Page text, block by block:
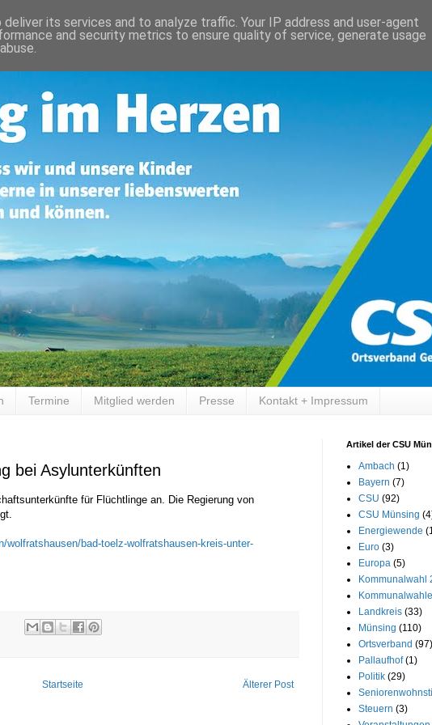
Termine Mitglied werden Presse Kontakt + Impressum
bei Asylunterkünften
für Flüchtlinge an. Die Regierung von
wolfratshausen/bad-toelz-wolfratshausen-kreis-unter-
Älterer Post
Startseite
Artikel der CSU
Ambach (1)
Bayern (7)
CSU (92)
CSU Münsing
Energiewende
Euro (3)
Europa (5)
Kommunalwahl
Landkreis (33)
Münsing (110)
Ortsverband (97)
Pallaufhof (1)
Politik (29)
Steuern (3)
its services and to analyze traffic. Your IP address and user-agent
and security metrics to ensure quality of service, generate usage